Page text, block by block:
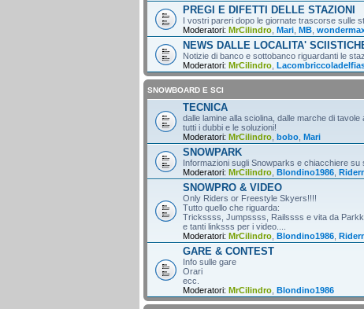
PREGI E DIFETTI DELLE STAZIONI
I vostri pareri dopo le giornate trascorse sulle
Moderatori: MrCilindro Mari MB
NEWS DALLE LOCALITA'
Notizie di banco e sottobanco riguardanti le
Moderatori: MrCilindro
SNOWBOARD E SCI
TECNICA
dalle lamine alla sciolina, dalle marche di
tutti i dubbi e le soluzioni!
Moderatori: MrCilindro bobo Mari
SNOWPARK
Informazioni sugli Snowparks e chiacchiere
Moderatori: MrCilindro Blondino1986
SNOWPRO & VIDEO
Only Riders or Freestyle Skyers!!!!
Tutto quello che riguarda:
Trickssss, Jumpssss, Railssss e vita da
e tanti linksss per i video....
Moderatori: MrCilindro Blondino1986
GARE & CONTEST
Info sulle gare
Orari
ecc.
Moderatori: MrCilindro Blondino1986